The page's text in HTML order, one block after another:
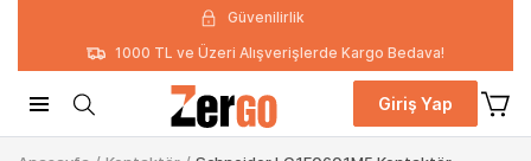
Güvenilirlik
1000 TL ve Üzeri Alışverişlerde Kargo Bedava!
Giriş Yap